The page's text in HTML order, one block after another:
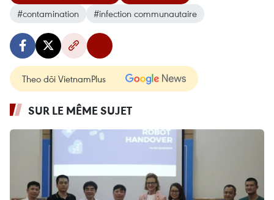
#contamination
#infection communautaire
Theo dõi VietnamPlus
SUR LE MÊME SUJET